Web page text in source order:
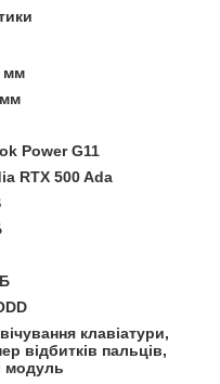
мм
Power G11
RTX 500 Ada
клавіатури,
відбитків пальців,
модуль